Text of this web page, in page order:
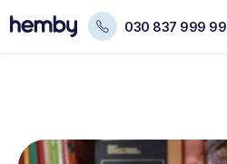
030 837 999 99